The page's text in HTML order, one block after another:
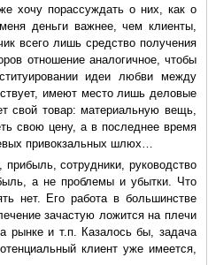
хочу порассуждать о них, как о
деньги важнее, чем клиенты,
всего лишь средство получения
отношение аналогичное, чтобы
идеи любви между
имеют место лишь деловые
свой товар: материальную вещь,
свою цену, а в последнее время
привокзальных шлюх…
сотрудники, руководство
а не проблемы и убытки. Что
нет. Его работа в большинстве
зачастую ложится на плечи
рынке и т.п. Казалось бы, задача
клиент уже имеется,